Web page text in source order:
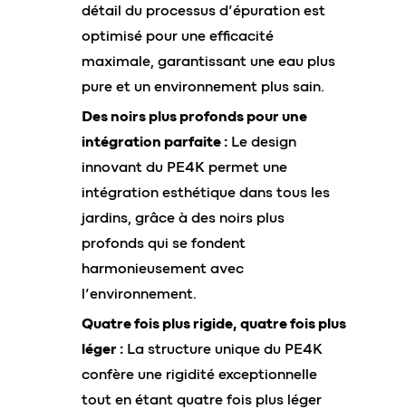
détail du processus d’épuration est
optimisé pour une efficacité
maximale, garantissant une eau plus
pure et un environnement plus sain.
Des noirs plus profonds pour une
intégration parfaite : Le design
innovant du PE4K permet une
intégration esthétique dans tous les
jardins, grâce à des noirs plus
profonds qui se fondent
harmonieusement avec
l’environnement.
Quatre fois plus rigide, quatre fois plus
léger : La structure unique du PE4K
confère une rigidité exceptionnelle
tout en étant quatre fois plus léger